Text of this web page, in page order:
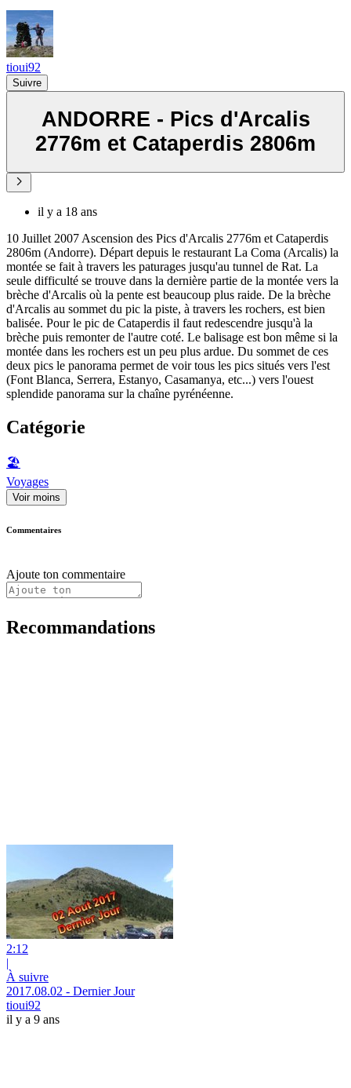
tioui92
Suivre
ANDORRE - Pics d'Arcalis
2776m et Cataperdis 2806m
il y a 18 ans
10 Juillet 2007 Ascension des Pics d'Arcalis 2776m et Cataperdis
2806m (Andorre). Départ depuis le restaurant La Coma (Arcalis) la
montée se fait à travers les paturages jusqu'au tunnel de Rat. La
seule difficulté se trouve dans la dernière partie de la montée vers la
brèche d'Arcalis où la pente est beaucoup plus raide. De la brèche
d'Arcalis au sommet du pic la piste, à travers les rochers, est bien
balisée. Pour le pic de Cataperdis il faut redescendre jusqu'à la
brèche puis remonter de l'autre coté. Le balisage est bon même si la
montée dans les rochers est un peu plus ardue. Du sommet de ces
deux pics le panorama permet de voir tous les pics situés vers l'est
(Font Blanca, Serrera, Estanyo, Casamanya, etc...) vers l'ouest
splendide panorama sur la chaîne pyrénéenne.
Catégorie
🏖
Voyages
Voir moins
Commentaires
Ajoute ton commentaire
Recommandations
2:12
|
À suivre
2017.08.02 - Dernier Jour
tioui92
il y a 9 ans